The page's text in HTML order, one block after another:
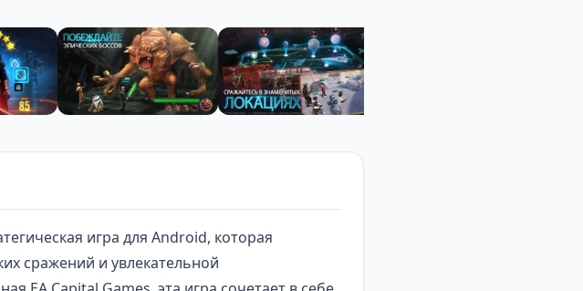
игра для Android, которая
сражений и увлекательной